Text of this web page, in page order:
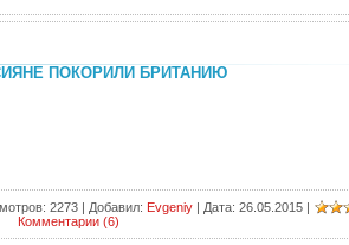
ПОКОРИЛИ БРИТАНИЮ
2273 | Добавил: Evgeniy| Дата: 26.05.2015 |
Комментарии (6)